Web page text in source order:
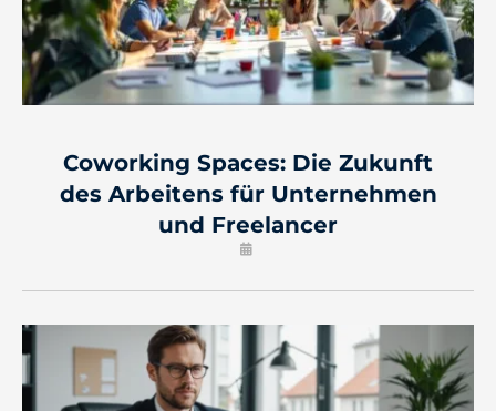
Coworking Spaces: Die Zukunft
des Arbeitens für Unternehmen
und Freelancer